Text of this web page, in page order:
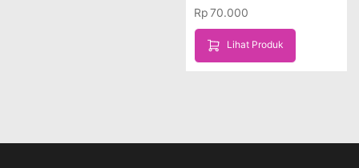
Rp70.000
Lihat Produk